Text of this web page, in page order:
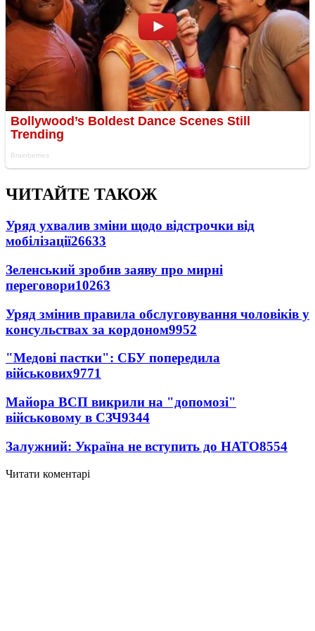
ЧИТАЙТЕ ТАКОЖ
Уряд ухвалив зміни щодо відстрочки від
мобілізації26633
Зеленський зробив заяву про мирні
переговори10263
Уряд змінив правила обслуговування чоловіків у
консульствах за кордоном9952
"Медові пастки": СБУ попередила
військових9771
Майора ВСП викрили на "допомозі"
військовому в СЗЧ9344
Залужний: Україна не вступить до НАТО8554
Читати коментарі